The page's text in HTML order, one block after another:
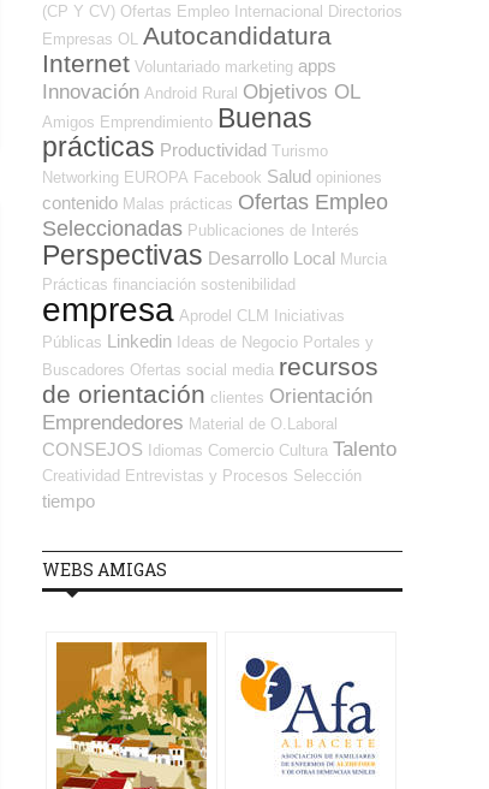
(CP Y CV) Ofertas Empleo Internacional
Directorios
Empresas OL
Autocandidatura
Internet Voluntariado marketing apps
Innovación Android Rural Objetivos OL
Amigos Emprendimiento Buenas
prácticas Productividad Turismo
Networking EUROPA Facebook Salud opiniones
contenido Malas prácticas Ofertas Empleo
Seleccionadas Publicaciones de Interés
Perspectivas Desarrollo Local Murcia
Prácticas financiación sostenibilidad
empresa Aprodel CLM
Iniciativas
Públicas Linkedin Ideas de Negocio Portales y
Buscadores Ofertas social media recursos
de orientación clientes Orientación
Emprendedores Material de O.Laboral
CONSEJOS Idiomas Comercio Cultura Talento
Creatividad Entrevistas y Procesos Selección
tiempo
WEBS AMIGAS